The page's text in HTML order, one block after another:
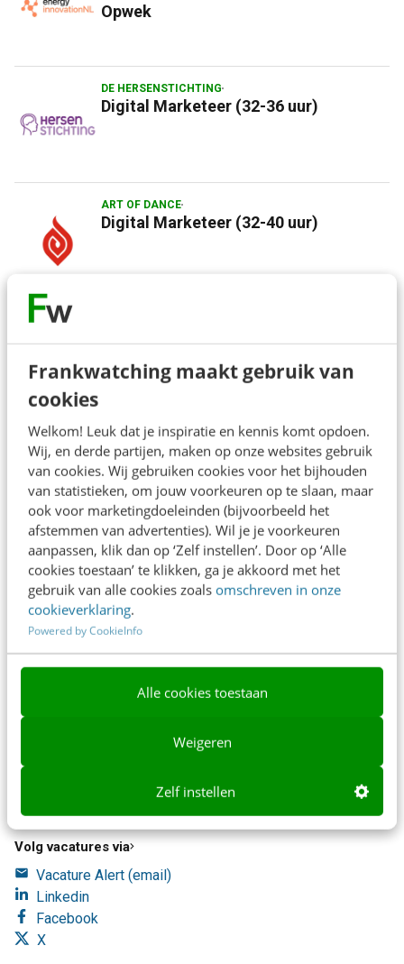
Frankwatching maakt gebruik van
cookies
Welkom! Leuk dat je inspiratie en kennis komt opdoen.
Wij, en derde partijen, maken op onze websites gebruik
van cookies. Wij gebruiken cookies voor het bijhouden
van statistieken, om jouw voorkeuren op te slaan, maar
ook voor marketingdoeleinden (bijvoorbeeld het
afstemmen van advertenties). Wil je je voorkeuren
aanpassen, klik dan op ‘Zelf instellen’. Door op ‘Alle
cookies toestaan’ te klikken, ga je akkoord met het
gebruik van alle cookies zoals omschreven in onze
cookieverklaring.
Powered by CookieInfo
Alle cookies toestaan
Weigeren
Zelf instellen
Opwek
DE HERSENSTICHTING
Digital Marketeer (32-36 uur)
ART OF DANCE
Digital Marketeer (32-40 uur)
40 uur)
NEDERLANDSE TRANSPLANTATIE STICHTING
Communicatieadviseur Medisch
werkveld & woordvoering (32 uur)
STICHTING PROEFDIERVRIJ
Digitale marketeer (32-40 uur)
DE MANDEMAKERS GROEP
Technisch marketing data analist (32-
+Toon meer
Volg vacatures via
Vacature Alert (email)
Linkedin
Facebook
X